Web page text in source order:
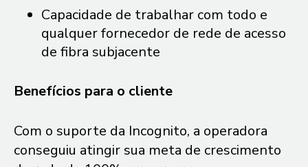
Capacidade de trabalhar com todo e
qualquer fornecedor de rede de acesso
de fibra subjacente
Benefícios para o cliente
Com o suporte da Incognito, a operadora
conseguiu atingir sua meta de crescimento